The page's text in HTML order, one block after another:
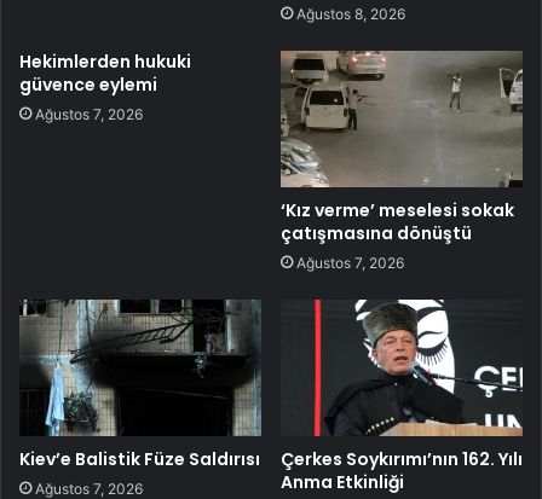
Ağustos 8, 2026
Hekimlerden hukuki
güvence eylemi
Ağustos 7, 2026
‘Kız verme’ meselesi sokak
çatışmasına dönüştü
Ağustos 7, 2026
Kiev’e Balistik Füze Saldırısı
Ağustos 7, 2026
Çerkes Soykırımı’nın 162. Yılı
Anma Etkinliği